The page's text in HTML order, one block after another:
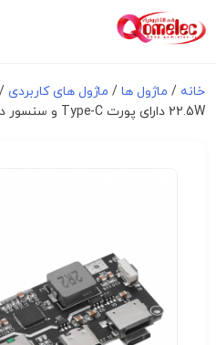
خانه / ماژول ها/ ماژول های کاربردی
22.5W دارای پورت Type-C و سنسور دما NTC